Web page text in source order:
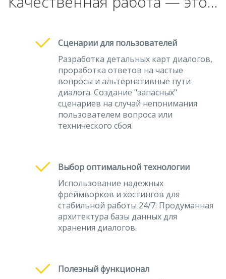
Сценарии для пользователей
Разработка детальных карт диалогов,
проработка ответов на частые
вопросы и альтернативные пути
диалога. Создание "запасных"
сценариев на случай непонимания
пользователем вопроса или
технического сбоя.
Выбор оптимальной технологии
Использование надежных
фреймворков и хостингов для
стабильной работы 24/7. Продуманная
архитектура базы данных для
хранения диалогов.
Полезный функционал